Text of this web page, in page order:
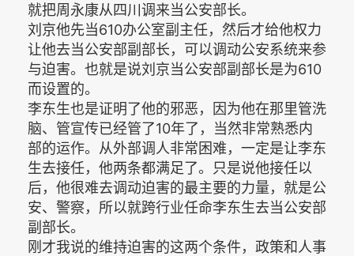
就把周永康从四川调来当公安部长。
刘京他先当610办公室副主任，然后才给他权力
让他去当公安部副部长，可以调动公安系统来参
与迫害。也就是说刘京当公安部副部长是为610
而设置的。
李东生也是证明了他的邪恶，因为他在那里管洗
脑、管宣传已经管了10年了，当然非常熟悉内
部的运作。从外部调人非常困难，一定是让李东
生去接任，他两条都满足了。只是说他接任以
后，他很难去调动迫害的最主要的力量，就是公
安、警察，所以就跨行业任命李东生去当公安部
副部长。
刚才我说的维持迫害的这两个条件，政策和人事